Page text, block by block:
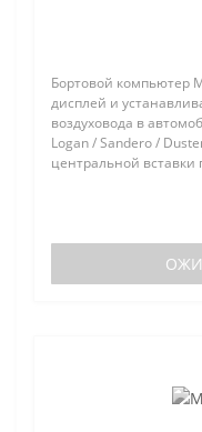
Бортовой компьютер
дисплей и
воздуховода в
Logan / Sandero /
центральной вставки